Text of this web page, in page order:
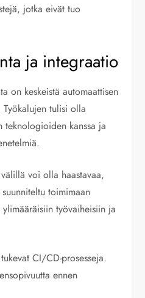
jotka eivät tuo
ja integraatio
on keskeistä automaattisen
Työkalujen tulisi olla
teknologioiden kanssa ja
voi olla haastavaa,
toimimaan
työvaiheisiin ja
CI/CD-prosesseja.
ennen